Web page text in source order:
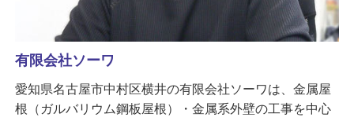
有限会社ソーワ
愛知県名古屋市中村区横井の有限会社ソーワは、金属屋
根（ガルバリウム鋼板屋根）・金属系外壁の工事を中心